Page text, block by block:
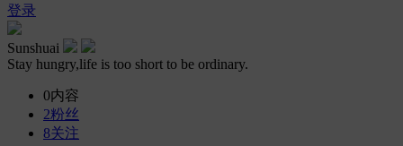
登录
Sunshuai
Stay hungry,life is too short to be ordinary.
0内容
2粉丝
8关注